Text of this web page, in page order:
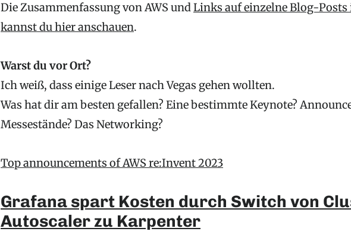
Die Zusammenfassung von AWS undLinks auf einzelne Blog-Posts
kannst du hier anschauen.
Warst du vor Ort?
Ich weiß, dass einige Leser nach Vegas gehen wollten.
Was hat dir am besten gefallen? Eine bestimmte Keynote?
Messestände? Das Networking?
Top announcements of AWS re:Invent 2023
Grafana spart Kosten durch Switch von
Autoscaler zu Karpenter